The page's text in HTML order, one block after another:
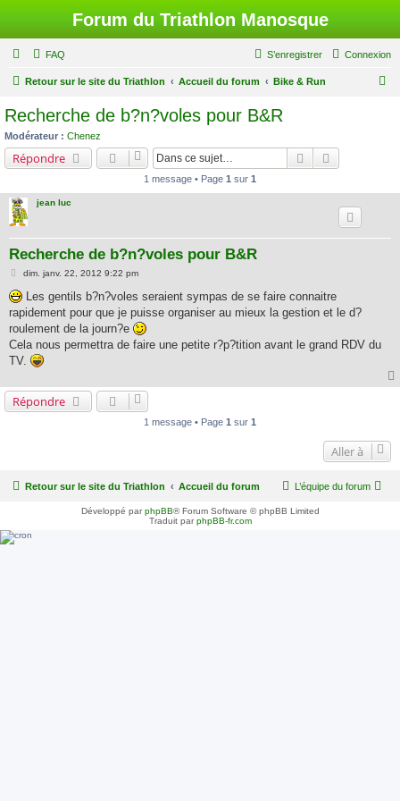
Forum du Triathlon Manosque
FAQ Connexion
S’enregistrer
Retour sur le site du Triathlon Accueil du forum Bike & Run
Recherche de b?n?voles pour B&R
Modérateur : Chenez
Répondre Rechercher
1 message • Page 1 sur 1
jean luc
Recherche de b?n?voles pour B&R
M
s
s
a
g
dim. janv. 22, 2012 9:22 pm
Les gentils b?n?voles seraient sympas de se faire connaitre
rapidement pour que je puisse organiser au mieux la gestion et le d?
roulement de la journ?e
Cela nous permettra de faire une petite r?p?tition avant le grand RDV du
TV.
Répondre
1 message • Page 1 sur 1
Aller à
Retour sur le site du Triathlon Accueil du forum L’équipe du forum
Développé parphpBB® Forum Software © phpBB Limited
Traduit parphpBB-fr.com